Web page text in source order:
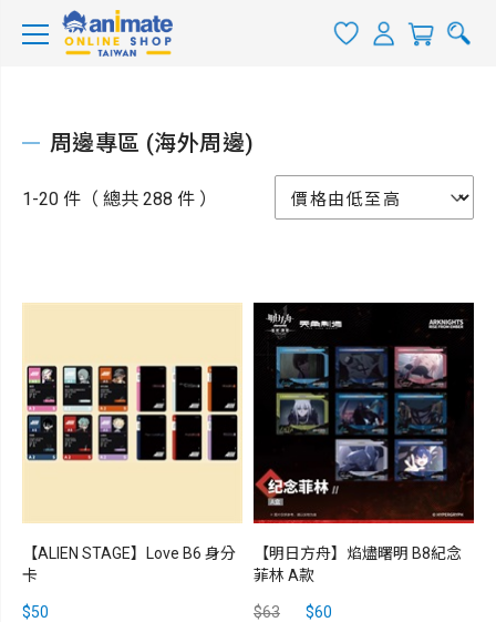
周邊專區 (海外周邊)
1-20 件（ 總共 288 件 ）
【ALIEN STAGE】Love B6 身分
卡
$50
【明日方舟】焰燼曙明 B8紀念
菲林 A款
$63 $60